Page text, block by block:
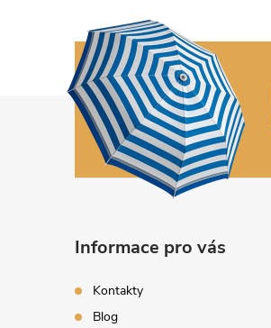
Informace pro vás
Kontakty
Blog